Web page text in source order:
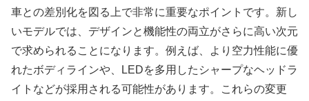
車との差別化を図る上で非常に重要なポイントです。新し
いモデルでは、デザインと機能性の両立がさらに高い次元
で求められることになります。例えば、より空力性能に優
れたボディラインや、LEDを多用したシャープなヘッドラ
イトなどが採用される可能性があります。これらの変更